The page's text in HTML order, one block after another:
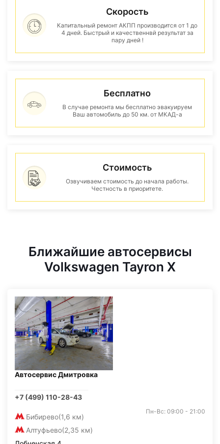
Скорость
Капитальный ремонт АКПП производится от 1 до
4 дней. Быстрый и качественнвй результат за
пару дней !
Бесплатно
В случае ремонта мы бесплатно эвакуируем
Ваш автомобиль до 50 км. от МКАД-а
Стоимость
Озвучиваем стоимость до начала работы.
Честность в приоритете.
Ближайшие автосервисы
Volkswagen Tayron X
Автосервис Дмитровка
+7 (499) 110-28-43
Бибирево(1,6 км)
Алтуфьево(2,35 км)
Пн-Вс: 09:00 - 21:00